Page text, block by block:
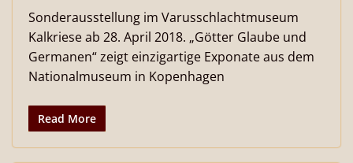
Sonderausstellung im Varusschlachtmuseum
Kalkriese ab 28. April 2018. „Götter Glaube und
Germanen“ zeigt einzigartige Exponate aus dem
Nationalmuseum in Kopenhagen
Read More